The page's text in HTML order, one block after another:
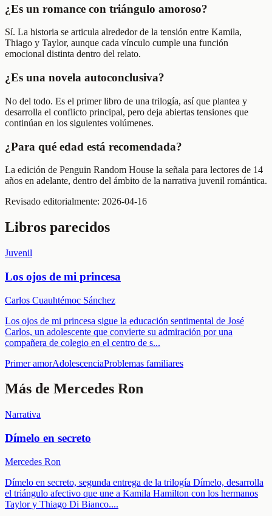
¿Es un romance con triángulo amoroso?
Sí. La historia se articula alrededor de la tensión entre Kamila,
Thiago y Taylor, aunque cada vínculo cumple una función
emocional distinta dentro del relato.
¿Es una novela autoconclusiva?
No del todo. Es el primer libro de una trilogía, así que plantea y
desarrolla el conflicto principal, pero deja abiertas tensiones que
continúan en los siguientes volúmenes.
¿Para qué edad está recomendada?
La edición de Penguin Random House la señala para lectores de 14
años en adelante, dentro del ámbito de la narrativa juvenil romántica.
Revisado editorialmente: 2026-04-16
Libros parecidos
Juvenil
Los ojos de mi princesa
Carlos Cuauhtémoc Sánchez
Los ojos de mi princesa sigue la educación sentimental de José
Carlos, un adolescente que convierte su admiración por una
compañera de colegio en el centro de s...
Primer amorAdolescenciaProblemas familiares
Más de Mercedes Ron
Narrativa
Dímelo en secreto
Mercedes Ron
Dímelo en secreto, segunda entrega de la trilogía Dímelo, desarrolla
el triángulo afectivo que une a Kamila Hamilton con los hermanos
Taylor y Thiago Di Bianco....